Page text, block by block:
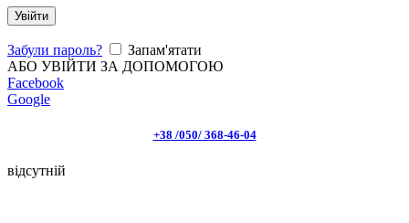
Увійти
Забули пароль?
Запам'ятати
АБО УВІЙТИ ЗА ДОПОМОГОЮ
Facebook
Google
+38 /050/ 368-46-04
відсутній